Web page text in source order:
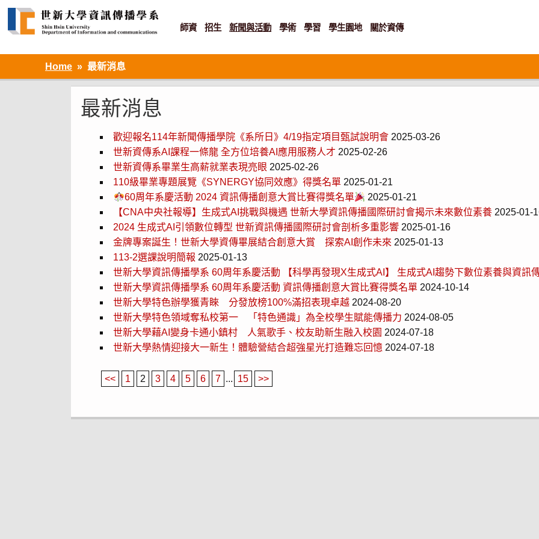
資訊設計 ‧ 知識加值 ‧ 網路傳播
師資 招生 新聞與活動 學術 學習 學生園地 關於資傳
Home 最新消息
最新消息
歡迎報名114年新聞傳播學院《系所日》4/19指定項目甄試說明會 2025-03-26
世新資傳系AI課程一條龍 全方位培養AI應用服務人才 2025-02-26
世新資傳系畢業生高薪就業表現亮眼 2025-02-26
110級畢業專題展覽《SYNERGY協同效應》得獎名單 2025-01-21
60周年系慶活動 2024 資訊傳播創意大賞比賽得獎名單
2025-01-21
【CNA中央社報導】生成式AI挑戰與機遇 世新大學資訊傳播國際研討會揭示未來數位素養 2025-01-
2024 生成式AI引領數位轉型 世新資訊傳播國際研討會剖析多重影響 2025-01-16
金牌專案誕生！世新大學資傳畢展結合創意大賞 探索AI創作未來 2025-01-13
113-2選課說明簡報 2025-01-13
世新大學資訊傳播學系 60周年系慶活動 【科學再發現X生成式AI】 生成式AI趨勢下數位素養與資訊
世新大學資訊傳播學系 60周年系慶活動 資訊傳播創意大賞比賽得獎名單 2024-10-14
世新大學特色辦學獲青睞 分發放榜100%滿招表現卓越 2024-08-20
世新大學特色領域奪私校第一 「特色通識」為全校學生賦能傳播力 2024-08-05
世新大學藉AI變身卡通小鎮村 人氣歌手、校友助新生融入校園 2024-07-18
世新大學熱情迎接大一新生！體驗營結合超強星光打造難忘回憶 2024-07-18
<< 1 2 3 4 5 6 7 ... 15 >>